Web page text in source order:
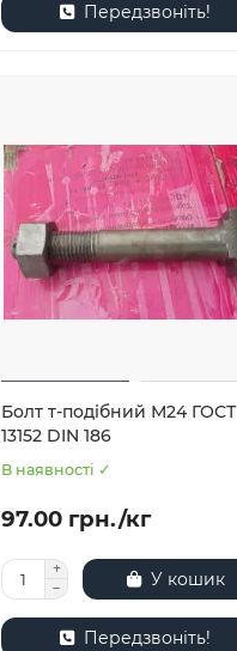
Передзвоніть!
Болт т-подібний М24 ГОСТ
13152 DIN 186
В наявності ✓
97.00 грн./кг
У кошик
Передзвоніть!